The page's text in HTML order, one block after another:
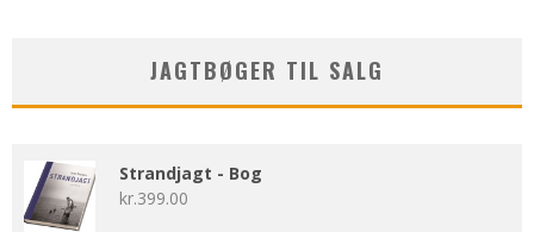
JAGTBØGER TIL SALG
Strandjagt - Bog
kr.399.00